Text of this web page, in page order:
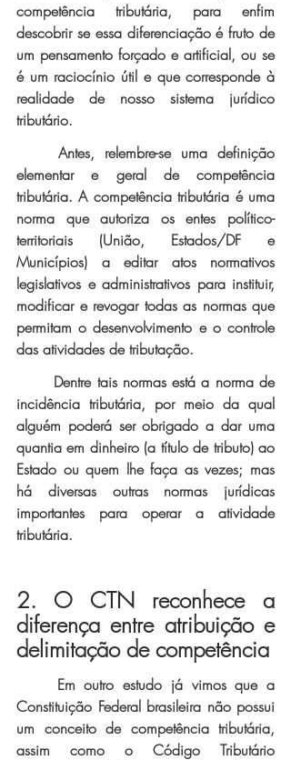
competência tributária, para enfim
descobrir se essa diferenciação é fruto de
um pensamento forçado e artificial, ou se
é um raciocínio útil e que corresponde à
realidade de nosso sistema jurídico
tributário.
Antes, relembre-se uma definição
elementar e geral de competência
tributária. A competência tributária é uma
norma que autoriza os entes político-
territoriais (União, Estados/DF e
Municípios) a editar atos normativos
legislativos e administrativos para instituir,
modificar e revogar todas as normas que
permitam o desenvolvimento e o controle
das atividades de tributação.
Dentre tais normas está a norma de
incidência tributária, por meio da qual
alguém poderá ser obrigado a dar uma
quantia em dinheiro (a título de tributo) ao
Estado ou quem lhe faça as vezes; mas
há diversas outras normas jurídicas
importantes para operar a atividade
tributária.
2. O CTN reconhece a
diferença entre atribuição e
delimitação de competência
Em outro estudo já vimos que a
Constituição Federal brasileira não possui
um conceito de competência tributária,
assim como o Código Tributário